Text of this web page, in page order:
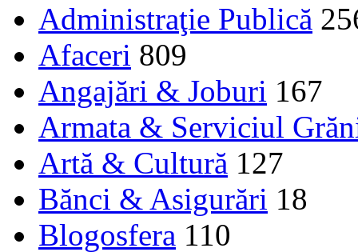
Administraţie Publică
Afaceri 809
Angajări & Joburi 167
Armata & Serviciul
Artă & Cultură 127
Bănci & Asigurări 18
Blogosfera 110